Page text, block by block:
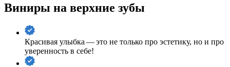
Виниры на верхние зубы
Красивая улыбка — это не только про эстетику, но и про
уверенность в себе!